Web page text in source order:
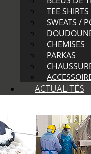
TEE
SWEATS /
CHEMISES
PARKAS
ACTUALITÉS